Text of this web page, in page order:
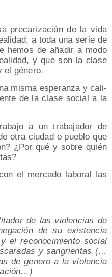
pre­ca­ri­za­ción de la vida
a toda una serie de
hemos de aña­dir a modo
y que son la cla­se
el género.
mis­ma espe­ran­za y cali­
de la cla­se social a la
a un tra­ba­ja­dor de
otra ciu­dad o pue­blo que
¿Por qué y sobre quién
el mer­ca­do labo­ral las
de las vio­len­cias de
de su exis­ten­cia
el reco­no­ci­mien­to social
y san­grien­tas (…
de gene­ro a la vio­len­cia